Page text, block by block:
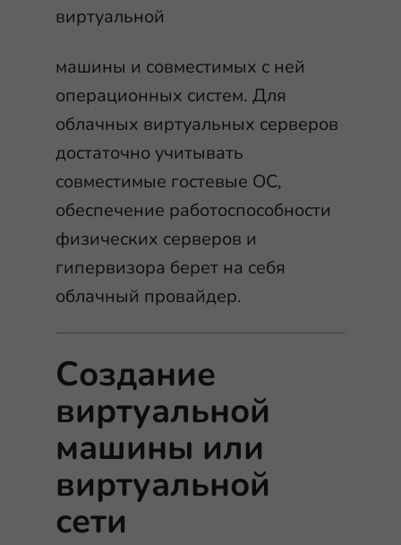
виртуальной
машины и совместимых с ней
операционных систем. Для
облачных виртуальных серверов
достаточно учитывать
совместимые гостевые ОС,
обеспечение работоспособности
физических серверов и
гипервизора берет на себя
облачный провайдер.
Создание
виртуальной
машины или
виртуальной
сети